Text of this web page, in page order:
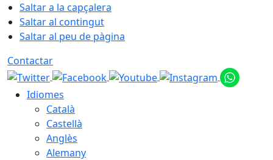
Saltar a la capçalera
Saltar al contingut
Saltar al peu de pàgina
Contactar
Idiomes
Català
Castellà
Anglès
Alemany